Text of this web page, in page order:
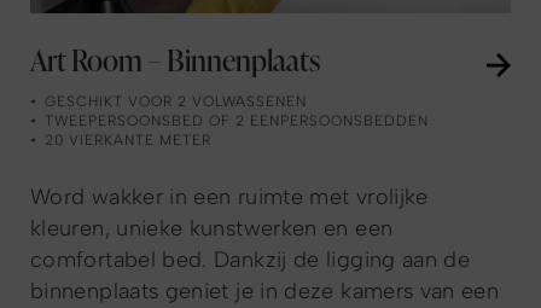
Art Room – Binnenplaats
GESCHIKT VOOR 2 VOLWASSENEN
TWEEPERSOONSBED OF 2 EENPERSOONSBEDDEN
20 VIERKANTE METER
Word wakker in een ruimte met vrolijke
kleuren, unieke kunstwerken en een
comfortabel bed. Dankzij de ligging aan de
binnenplaats geniet je in deze kamers van een